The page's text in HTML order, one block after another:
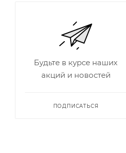
Будьте в курсе наших
акций и новостей
ПОДПИСАТЬСЯ